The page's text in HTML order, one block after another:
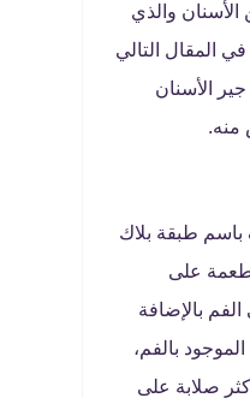
الأسنان والذي
المقال التالي
الأسنان
منه.
باسم طبقة بلاك
على
الفم بالإضافة
بالفم،
صلابة على